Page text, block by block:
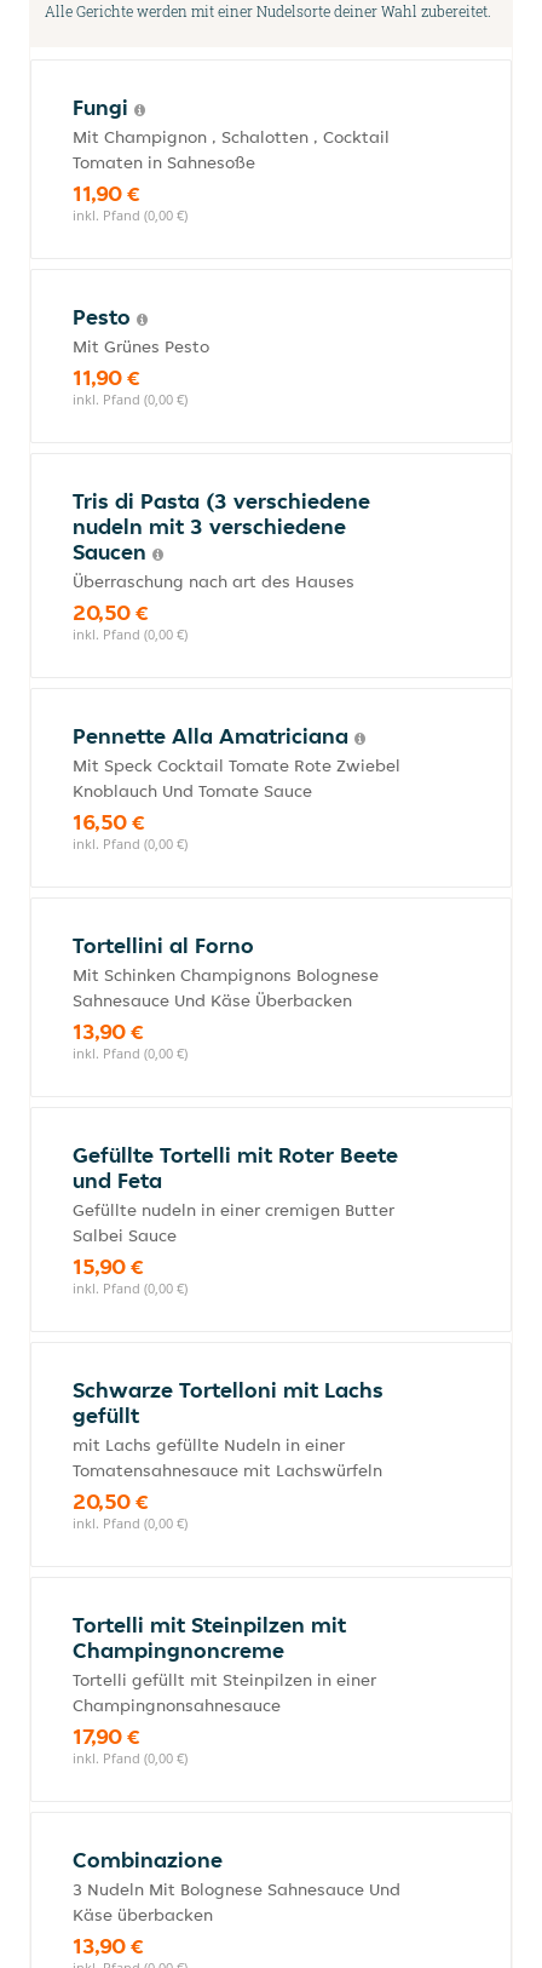
Alle Gerichte werden mit einer Nudelsorte deiner Wahl zubereitet.
Fungi
Mit Champignon , Schalotten , Cocktail
Tomaten in Sahnesoße
11,90 €
inkl. Pfand (0,00 €)
Pesto
Mit Grünes Pesto
11,90 €
inkl. Pfand (0,00 €)
Tris di Pasta (3 verschiedene
nudeln mit 3 verschiedene
Saucen
Überraschung nach art des Hauses
20,50 €
inkl. Pfand (0,00 €)
Pennette Alla Amatriciana
Mit Speck Cocktail Tomate Rote Zwiebel
Knoblauch Und Tomate Sauce
16,50 €
inkl. Pfand (0,00 €)
Tortellini al Forno
Mit Schinken Champignons Bolognese
Sahnesauce Und Käse Überbacken
13,90 €
inkl. Pfand (0,00 €)
Gefüllte Tortelli mit Roter Beete
und Feta
Gefüllte nudeln in einer cremigen Butter
Salbei Sauce
15,90 €
inkl. Pfand (0,00 €)
Schwarze Tortelloni mit Lachs
gefüllt
mit Lachs gefüllte Nudeln in einer
Tomatensahnesauce mit Lachswürfeln
20,50 €
inkl. Pfand (0,00 €)
Tortelli mit Steinpilzen mit
Champingnoncreme
Tortelli gefüllt mit Steinpilzen in einer
Champingnonsahnesauce
17,90 €
inkl. Pfand (0,00 €)
Combinazione
3 Nudeln Mit Bolognese Sahnesauce Und
Käse überbacken
13,90 €